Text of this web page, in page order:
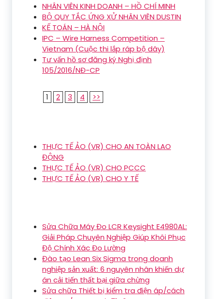
NHÂN VIÊN KINH DOANH – HỒ CHÍ MINH
BỘ QUY TẮC ỨNG XỬ NHÂN VIÊN DUSTIN
KẾ TOÁN – HÀ NỘI
IPC – Wire Harness Competition –
Vietnam (Cuộc thi lắp ráp bộ dây)
Tư vấn hồ sơ đăng ký Nghị định
105/2016/NĐ-CP
1 2 3 4 >>
THỰC TẾ ẢO (VR) CHO AN TOÀN LAO
ĐỘNG
THỰC TẾ ẢO (VR) CHO PCCC
THỰC TẾ ẢO (VR) CHO Y TẾ
Sửa Chữa Máy Đo LCR Keysight E4980AL:
Giải Pháp Chuyên Nghiệp Giúp Khôi Phục
Độ Chính Xác Đo Lường
Đào tạo Lean Six Sigma trong doanh
nghiệp sản xuất: 6 nguyên nhân khiến dự
án cải tiến thất bại giữa chừng
Sửa chữa Thiết bị kiểm tra điện áp/cách